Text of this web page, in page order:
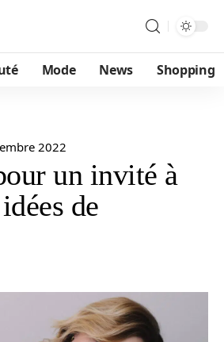
Mode News Shopping
2022
un invité à
de